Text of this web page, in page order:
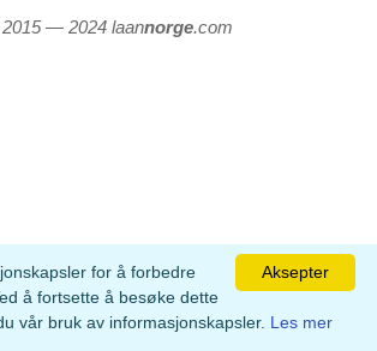
— 2024 laannorge.com
Aksepter
for å forbedre
å fortsette å besøke dette
vår bruk av informasjonskapsler. Les mer